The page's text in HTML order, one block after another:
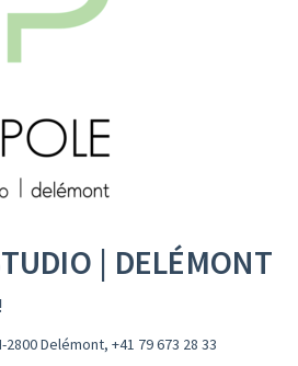
| DELÉMONT
2800 Delémont, +41 79 673 28 33